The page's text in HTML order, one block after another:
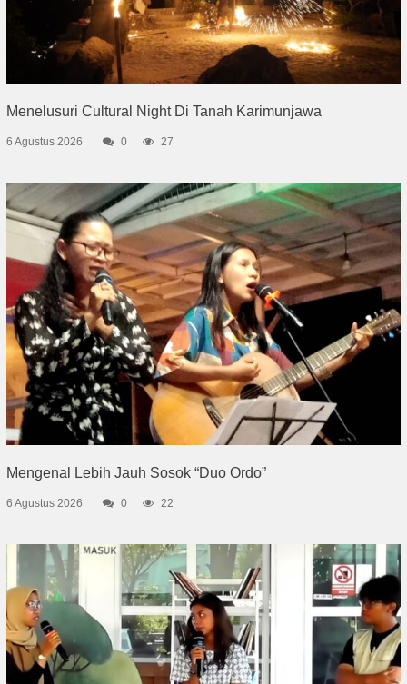
Menelusuri Cultural Night Di Tanah Karimunjawa
6 Agustus 2026 0 27
Mengenal Lebih Jauh Sosok “Duo Ordo”
6 Agustus 2026 0 22